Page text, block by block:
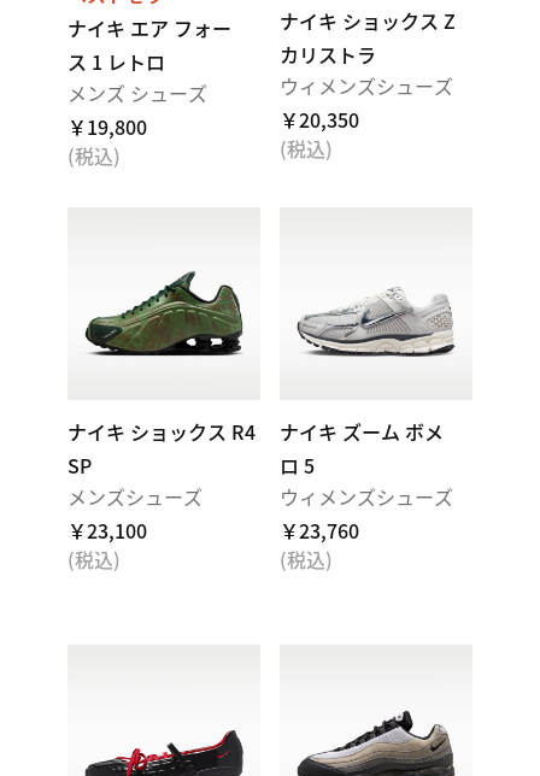
ナイキ エア フォー
ス 1 レトロ
メンズ シューズ
￥19,800
(税込)
ナイキ ショックス Z
カリストラ
ウィメンズシューズ
￥20,350
(税込)
ナイキ ショックス R4
SP
メンズシューズ
￥23,100
(税込)
ナイキ ズーム ボメ
ロ 5
ウィメンズシューズ
￥23,760
(税込)